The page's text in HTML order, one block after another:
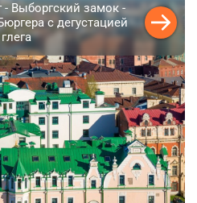
- Выборгский замок -
с дегустацией